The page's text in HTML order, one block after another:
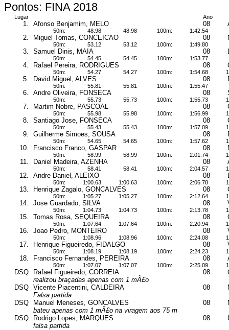
Pontos: FINA 2018
Lugar Ano
1. Afonso Benjamim, MELO 08
50m: 48.98 48.98 100m: 1:42.54
2. Miguel Tomas, CONCEICAO 08
50m: 53.12 53.12 100m: 1:49.80
3. Samuel Dinis, MAIA 08
50m: 54.45 54.45 100m: 1:53.77
4. Rafael Pereira, RODRIGUES 08
50m: 54.27 54.27 100m: 1:54.68
5. David Miguel, ALVES 08
50m: 55.81 55.81 100m: 1:55.47
6. Andre Oliveira, FONSECA 08
50m: 55.73 55.73 100m: 1:55.73
7. Martim Nobre, PASCOAL 08
50m: 55.98 55.98 100m: 1:56.99
8. Santiago Jose, FONSECA 08
50m: 55.43 55.43 100m: 1:57.09
9. Guilherme Simoes, SOUSA 08
50m: 54.65 54.65 100m: 1:57.62
10. Francisco Franco, GASPAR 08
50m: 58.99 58.99 100m: 2:01.74
11. Daniel Madeira, AZENHA 08
50m: 58.41 58.41 100m: 2:04.57
12. Andre Daniel, ALEIXO 08
50m: 1:00.63 1:00.63 100m: 2:06.78
13. Henrique Zagalo, GONCALVES 08
50m: 1:05.27 1:05.27 100m: 2:12.64
14. Jose Guardado, SILVA 08
50m: 1:04.73 1:04.73 100m: 2:13.78
15. Tomas Rosa, SEQUEIRA 08
50m: 1:07.64 1:07.64 100m: 2:20.94
16. Joao Pedro, MONTEIRO 08
50m: 1:08.96 1:08.96 100m: 2:24.08
17. Henrique Figueiredo, FIDALGO 08
50m: 1:08.19 1:08.19 100m: 2:24.23
18. Francisco Fernandes, PEREIRA 08
50m: 1:07.07 1:07.07 100m: 2:25.09
DSQ Rafael Figueiredo, CORREIA 08
realizou braçadas apenas com 1 mÃ£o
DSQ Vicente Piacentini, CALDEIRA 08
Falsa partida
DSQ
Manuel Meneses, GONCALVES 08
bateu apenas com 1 mÃ£o na viragem aos 75 m
DSQ
Rodrigo Lopes, MARQUES 08
falsa partida